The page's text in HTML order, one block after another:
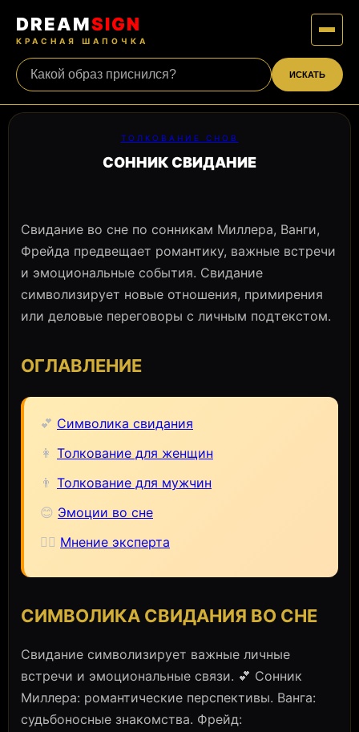
DREAMSIGN
КРАСНАЯ ШАПОЧКА
ИСКАТЬ
ТОЛКОВАНИЕ СНОВ
СОННИК СВИДАНИЕ
Свидание во сне по сонникам Миллера, Ванги,
Фрейда предвещает романтику, важные встречи
и эмоциональные события. Свидание
символизирует новые отношения, примирения
или деловые переговоры с личным подтекстом.
ОГЛАВЛЕНИЕ
💕 Символика свидания
👩 Толкование для женщин
👨 Толкование для мужчин
😊 Эмоции во сне
🧙‍♀️ Мнение эксперта
СИМВОЛИКА СВИДАНИЯ ВО СНЕ
Свидание символизирует важные личные
встречи и эмоциональные связи. 💕 Сонник
Миллера: романтические перспективы. Ванга:
судьбоносные знакомства. Фрейд: